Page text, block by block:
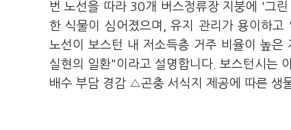
번 노선을 따라 30개 버스정류장 지붕에 '그
한 식물이 심어졌으며, 유지 관리가 용이하
노선이 보스턴 내 저소득층 거주 비율이 높
실현의 일환"이라고 설명합니다. 보스턴시는
배수 부담 경감 △곤충 서식지 제공에 따른 생